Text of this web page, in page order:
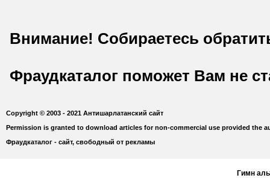
Внимание! Собираетесь
Фраудкаталог поможет Вам не
Copyright © 2003 - 2021 Антишарлатанский сайт
Permission is granted to download articles for non-commercial use provided the
Фраудкаталог - сайт, свободный от рекламы
Гимн